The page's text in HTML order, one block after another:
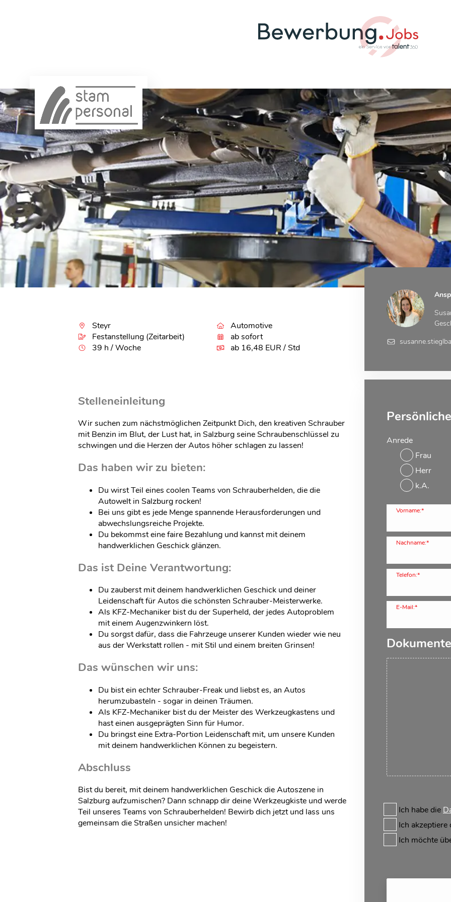
Anrede
Frau
Herr
k.A.
Vorname:*
Nachname:*
Telefon:*
E-Mail:*
Dokumente
Ich habe die
Ich
Ich möchte
Steyr
Festanstellung (Zeitarbeit)
39 h / Woche
Automotive
ab sofort
ab 16,48 EUR / Std
Stelleneinleitung
Wir suchen zum nächstmöglichen Zeitpunkt Dich, den kreativen Schrauber
mit Benzin im Blut, der Lust hat, in Salzburg seine Schraubenschlüssel zu
schwingen und die Herzen der Autos höher schlagen zu lassen!
Das haben wir zu bieten:
Du wirst Teil eines coolen Teams von Schrauberhelden, die die
Autowelt in Salzburg rocken!
Bei uns gibt es jede Menge spannende Herausforderungen und
abwechslungsreiche Projekte.
Du bekommst eine faire Bezahlung und kannst mit deinem
handwerklichen Geschick glänzen.
Das ist Deine Verantwortung:
Du zauberst mit deinem handwerklichen Geschick und deiner
Leidenschaft für Autos die schönsten Schrauber-Meisterwerke.
Als KFZ-Mechaniker bist du der Superheld, der jedes Autoproblem
mit einem Augenzwinkern löst.
Du sorgst dafür, dass die Fahrzeuge unserer Kunden wieder wie neu
aus der Werkstatt rollen - mit Stil und einem breiten Grinsen!
Das wünschen wir uns:
Du bist ein echter Schrauber-Freak und liebst es, an Autos
herumzubasteln - sogar in deinen Träumen.
Als KFZ-Mechaniker bist du der Meister des Werkzeugkastens und
hast einen ausgeprägten Sinn für Humor.
Du bringst eine Extra-Portion Leidenschaft mit, um unsere Kunden
mit deinem handwerklichen Können zu begeistern.
Abschluss
Bist du bereit, mit deinem handwerklichen Geschick die Autoszene in
Salzburg aufzumischen? Dann schnapp dir deine Werkzeugkiste und werde
Teil unseres Teams von Schrauberhelden! Bewirb dich jetzt und lass uns
gemeinsam die Straßen unsicher machen!